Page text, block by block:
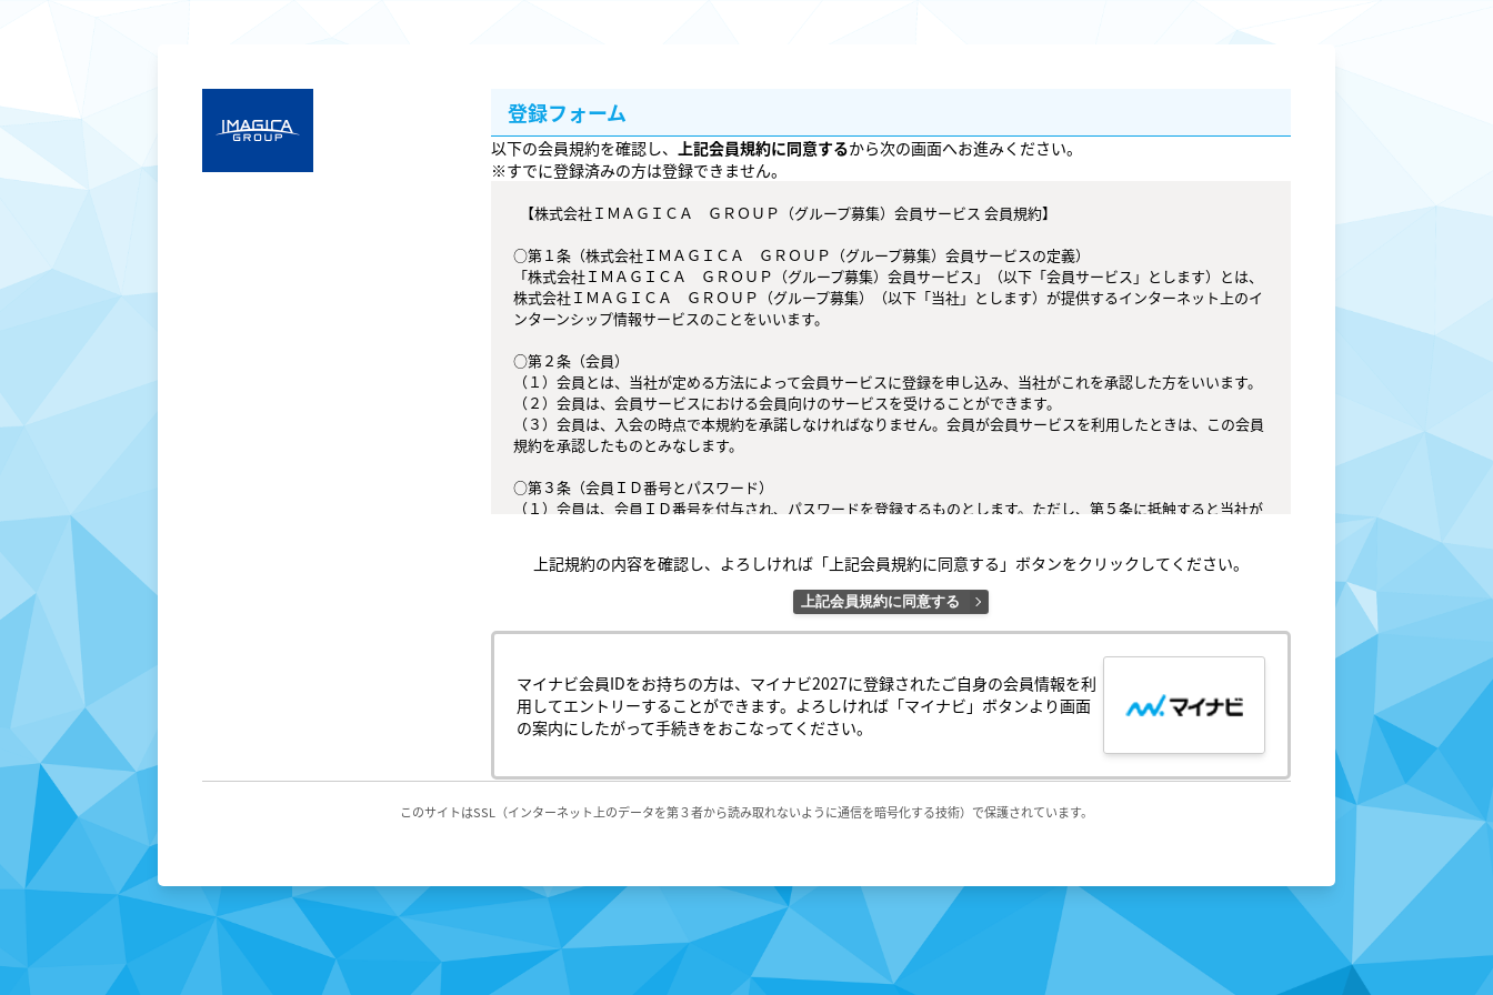
登録フォーム
以下の会員規約を確認し、 上記会員規約に同意するから次の画面へお進みください。
※すでに登録済みの方は登録できません。
○第１条（株式会社ＩＭＡＧＩＣＡ　ＧＲＯＵＰ（グループ募集）会員サービスの定義）
「株式会社ＩＭＡＧＩＣＡ　ＧＲＯＵＰ（グループ募集）会員サービス」（以下「会員サービス」とします）とは、
株式会社ＩＭＡＧＩＣＡ　ＧＲＯＵＰ（グループ募集）（以下「当社」とします）が提供するインターネット上のイ
ンターンシップ情報サービスのことをいいます。
○第２条（会員）
（１）会員とは、当社が定める方法によって会員サービスに登録を申し込み、当社がこれを承認した方をいいます。
（２）会員は、会員サービスにおける会員向けのサービスを受けることができます。
（３）会員は、入会の時点で本規約を承諾しなければなりません。会員が会員サービスを利用したときは、この会員
規約を承認したものとみなします。
○第３条（会員ＩＤ番号とパスワード）
（１）会員は、会員ＩＤ番号を付与され、パスワードを登録するものとします。ただし、第５条に抵触すると当社が
（３）会員の会員ＩＤ番号およびパスワードの管理および使用は会員の責任とし、これらの使用上の過誤または第三
者による不正使用等については、当社は一切の責任を負わないものとします。
○第４条（会員サービス）
（２）当社は、会員への事前の通知なくして、会員サービスを変更、中断、中止することがあり、会員はこれを承諾
するものとします。
（３）会員は、システム障害などの事情により、会員サービス機能に支障が生じ、または会員サービスが停止する等
の可能性があることを承諾するものとします。
○第５条（会員の禁止行為）
会員は以下の行為を行なわないものとします。
（１）他の会員、当社または第三者の著作権、肖像権、その他知的所有権を侵害する行為
（４）会員サービスの運営を妨げる行為、またはその恐れのある行為
（５）当社の業務を阻害する行為、または不利益を与える行為
（６）個人的な勧誘行為、個人的な物品の売買行為、その他会員サービスを利用して、営業活動、営利を目的とした
情報提供活動を行うこと
（７）会員サービスを通じて入手した情報を複製、販売、出版その他の方法により私的利用の範囲を超えて使用する
上記規約の内容を確認し、よろしければ「上記会員規約に同意する」ボタンをクリックしてください。
上記会員規約に同意する
マイナビ会員IDをお持ちの方は、マイナビ2027に登録されたご自身の会員情報を利
用してエントリーすることができます。よろしければ「マイナビ」ボタンより画面
の案内にしたがって手続きをおこなってください。
このサイトはSSL（インターネット上のデータを第３者から読み取れないように通信を暗号化する技術）で保護されています。